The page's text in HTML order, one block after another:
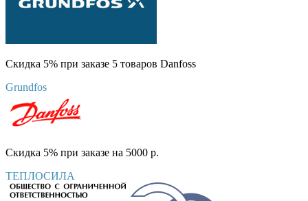
Скидка 5% при заказе 5 товаров Danfoss
Grundfos
Скидка 5% при заказе на 5000 р.
ТЕПЛОСИЛА